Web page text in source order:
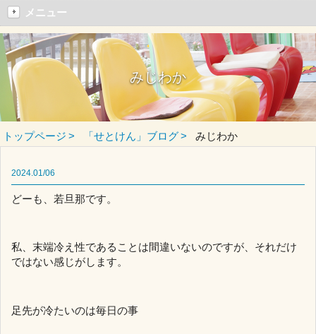
メニュー
みじわか
トップページ 「せとけん」ブログ みじわか
2024.01/06
どーも、若旦那です。
私、末端冷え性であることは間違いないのですが、それだけ
ではない感じがします。
足先が冷たいのは毎日の事